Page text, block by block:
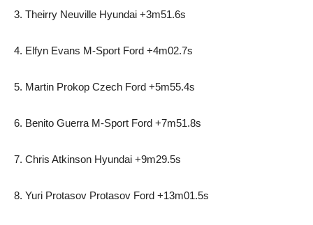
3. Theirry Neuville Hyundai +3m51.6s
4. Elfyn Evans M-Sport Ford +4m02.7s
5. Martin Prokop Czech Ford +5m55.4s
6. Benito Guerra M-Sport Ford +7m51.8s
7. Chris Atkinson Hyundai +9m29.5s
8. Yuri Protasov Protasov Ford +13m01.5s